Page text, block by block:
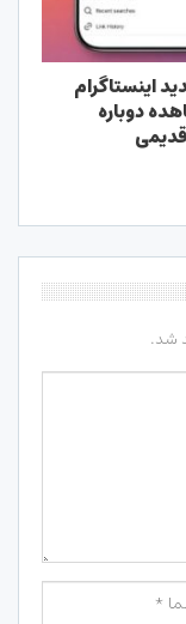
اینستاگرام
دوباره
شد.